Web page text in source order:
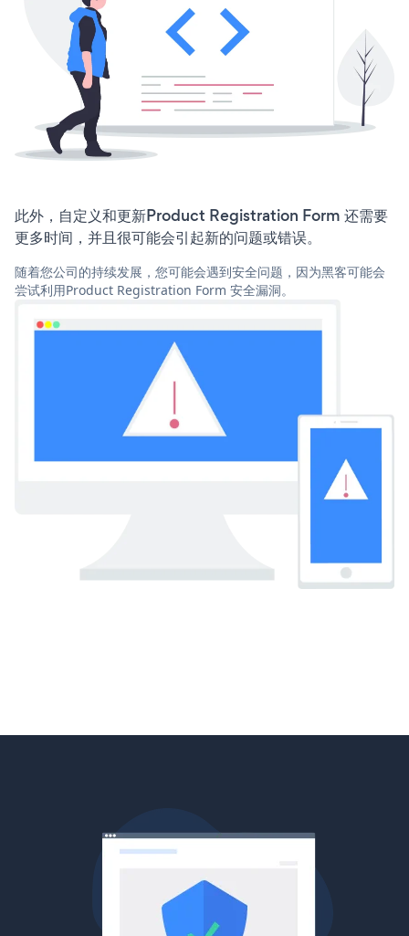
此外，自定义和更新Product Registration Form 还需要
更多时间，并且很可能会引起新的问题或错误。
随着您公司的持续发展，您可能会遇到安全问题，因为黑客可能会
尝试利用Product Registration Form 安全漏洞。